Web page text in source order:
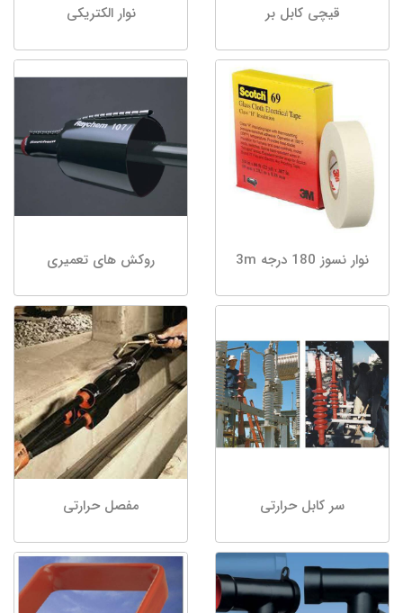
قیچی کابل بر نوار الکتریکی
نوار نسوز 180 درجه 3m روکش های تعمیری
سر کابل حرارتی مفصل حرارتی